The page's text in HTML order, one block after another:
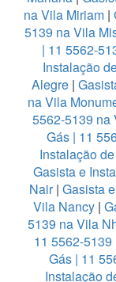
na Vila Miriam |
5139 na Vila
| 11 5562-
Instalação
Alegre|
na Vila
5562-5139 na
Gás | 11
Instalação
Gasista e
Nair| Gasista
Vila Nancy |
5139 na Vila
11 5562-
Gás | 11
Instalação